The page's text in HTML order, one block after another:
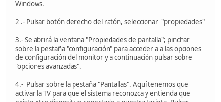
Windows.
2 .- Pulsar botón derecho del ratón, seleccionar "propiedades"
3.- Se abrirá la ventana "Propiedades de pantalla"; pinchar
sobre la pestaña "configuración" para acceder a a las opciones
de configuración del monitor y a continuación pulsar sobre
"opciones avanzadas".
4.- Pulsar sobre la pestaña "Pantallas". Aquí tenemos que
activar la TV para que el sistema reconozca y entienda que